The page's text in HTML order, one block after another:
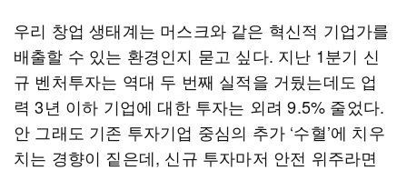
우리 창업 생태계는 머스크와 같은 혁신적 기업가를
배출할 수 있는 환경인지 묻고 싶다. 지난 1분기 신
규 벤처투자는 역대 두 번째 실적을 거뒀는데도 업
력 3년 이하 기업에 대한 투자는 외려 9.5% 줄었다.
안 그래도 기존 투자기업 중심의 추가 ‘수혈’에 치우
치는 경향이 짙은데, 신규 투자마저 안전 위주라면